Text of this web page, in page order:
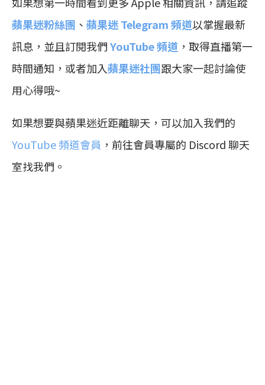
蘋果迷粉絲團 、 蘋果迷 Telegram 頻道以掌握最新
訊息，並且訂閱我們YouTube 頻道 ，取得直播第一
時間通知，或者加入蘋果迷社團跟大家一起討論使
用心得哦~
如果想要與蘋果迷近距離聊天，可以加入我們的
YouTube 頻道會員 ，前往會員專屬的 Discord 聊天
室找我們。